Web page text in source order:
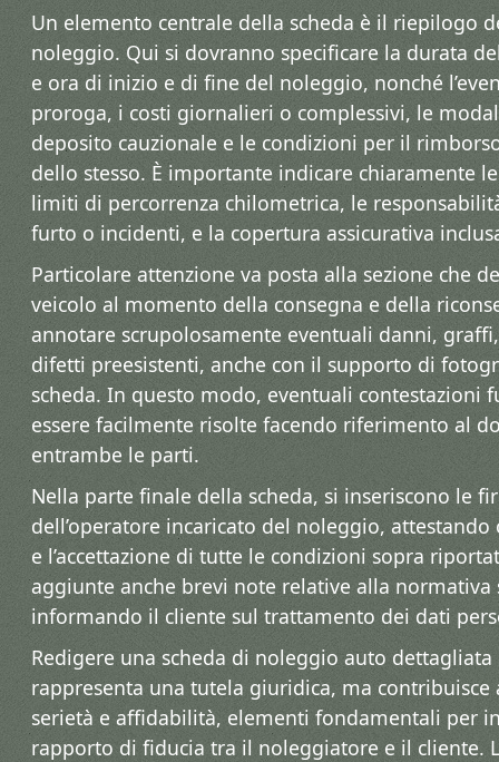
Un elemento centrale della scheda è il riepilogo
noleggio. Qui si dovranno specificare la durata
e ora di inizio e di fine del noleggio, nonché
proroga, i costi giornalieri o complessivi, le
deposito cauzionale e le condizioni per il
dello stesso. È importante indicare chiaramente
limiti di percorrenza chilometrica, le
furto o incidenti, e la copertura assicurativa
Particolare attenzione va posta alla sezione che
veicolo al momento della consegna e della
annotare scrupolosamente eventuali danni,
difetti preesistenti, anche con il supporto di
scheda. In questo modo, eventuali contestazioni
essere facilmente risolte facendo riferimento al
entrambe le parti.
Nella parte finale della scheda, si inseriscono le
dell’operatore incaricato del noleggio, attestando
e l’accettazione di tutte le condizioni sopra
aggiunte anche brevi note relative alla normativa
informando il cliente sul trattamento dei dati
Redigere una scheda di noleggio auto dettagliata
rappresenta una tutela giuridica, ma contribuisce
serietà e affidabilità, elementi fondamentali per
rapporto di fiducia tra il noleggiatore e il cliente.